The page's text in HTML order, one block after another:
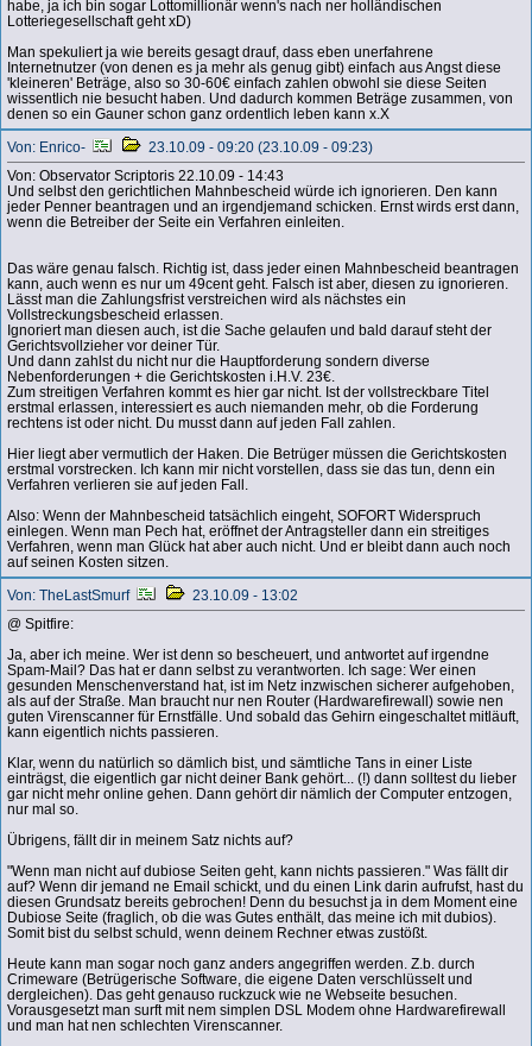
habe, ja ich bin sogar Lottomillionär wenn's nach ner holländischen
Lotteriegesellschaft geht xD)
Man spekuliert ja wie bereits gesagt drauf, dass eben unerfahrene
Internetnutzer (von denen es ja mehr als genug gibt) einfach aus Angst diese
'kleineren' Beträge, also so 30-60€ einfach zahlen obwohl sie diese Seiten
wissentlich nie besucht haben. Und dadurch kommen Beträge zusammen, von
denen so ein Gauner schon ganz ordentlich leben kann x.X
Von: Enrico-
23.10.09 - 09:20 (23.10.09 - 09:23)
Von: Observator Scriptoris 22.10.09 - 14:43
Und selbst den gerichtlichen Mahnbescheid würde ich ignorieren. Den kann
jeder Penner beantragen und an irgendjemand schicken. Ernst wirds erst dann,
wenn die Betreiber der Seite ein Verfahren einleiten.
Das wäre genau falsch. Richtig ist, dass jeder einen Mahnbescheid beantragen
kann, auch wenn es nur um 49cent geht. Falsch ist aber, diesen zu ignorieren.
Lässt man die Zahlungsfrist verstreichen wird als nächstes ein
Vollstreckungsbescheid erlassen.
Ignoriert man diesen auch, ist die Sache gelaufen und bald darauf steht der
Gerichtsvollzieher vor deiner Tür.
Und dann zahlst du nicht nur die Hauptforderung sondern diverse
Nebenforderungen + die Gerichtskosten i.H.V. 23€.
Zum streitigen Verfahren kommt es hier gar nicht. Ist der vollstreckbare Titel
erstmal erlassen, interessiert es auch niemanden mehr, ob die Forderung
rechtens ist oder nicht. Du musst dann auf jeden Fall zahlen.
Hier liegt aber vermutlich der Haken. Die Betrüger müssen die Gerichtskosten
erstmal vorstrecken. Ich kann mir nicht vorstellen, dass sie das tun, denn ein
Verfahren verlieren sie auf jeden Fall.
Also: Wenn der Mahnbescheid tatsächlich eingeht, SOFORT Widerspruch
einlegen. Wenn man Pech hat, eröffnet der Antragsteller dann ein streitiges
Verfahren, wenn man Glück hat aber auch nicht. Und er bleibt dann auch noch
auf seinen Kosten sitzen.
Von: TheLastSmurf
23.10.09 - 13:02
@ Spitfire:
Ja, aber ich meine. Wer ist denn so bescheuert, und antwortet auf irgendne
Spam-Mail? Das hat er dann selbst zu verantworten. Ich sage: Wer einen
gesunden Menschenverstand hat, ist im Netz inzwischen sicherer aufgehoben,
als auf der Straße. Man braucht nur nen Router (Hardwarefirewall) sowie nen
guten Virenscanner für Ernstfälle. Und sobald das Gehirn eingeschaltet mitläuft,
kann eigentlich nichts passieren.
Klar, wenn du natürlich so dämlich bist, und sämtliche Tans in einer Liste
einträgst, die eigentlich gar nicht deiner Bank gehört... (!) dann solltest du lieber
gar nicht mehr online gehen. Dann gehört dir nämlich der Computer entzogen,
nur mal so.
Übrigens, fällt dir in meinem Satz nichts auf?
"Wenn man nicht auf dubiose Seiten geht, kann nichts passieren." Was fällt dir
auf? Wenn dir jemand ne Email schickt, und du einen Link darin aufrufst, hast du
diesen Grundsatz bereits gebrochen! Denn du besuchst ja in dem Moment eine
Dubiose Seite (fraglich, ob die was Gutes enthält, das meine ich mit dubios).
Somit bist du selbst schuld, wenn deinem Rechner etwas zustößt.
Heute kann man sogar noch ganz anders angegriffen werden. Z.b. durch
Crimeware (Betrügerische Software, die eigene Daten verschlüsselt und
dergleichen). Das geht genauso ruckzuck wie ne Webseite besuchen.
Vorausgesetzt man surft mit nem simplen DSL Modem ohne Hardwarefirewall
und man hat nen schlechten Virenscanner.